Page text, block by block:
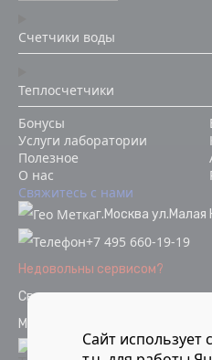
Счетчики воды
Теплосчетчики
Бонусы
Услуги лаборатории
Полезное
О нас
Свяжитесь с нами
г.Москва ул.Малая
+7 495 660-19-19
Недовольны сервисом?
Связаться с отделом
Мы в социальных сетях:
Сайт